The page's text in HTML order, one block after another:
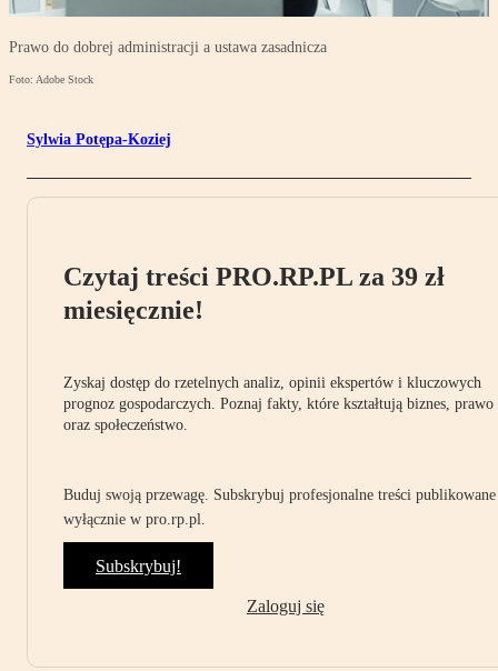
Prawo do dobrej administracji a ustawa zasadnicza
Foto: Adobe Stock
Sylwia Potępa-Koziej
Czytaj treści PRO.RP.PL za 39 zł
miesięcznie!
Zyskaj dostęp do rzetelnych analiz, opinii ekspertów i kluczowych
prognoz gospodarczych. Poznaj fakty, które kształtują biznes, prawo
oraz społeczeństwo.
Buduj swoją przewagę. Subskrybuj profesjonalne treści publikowane
wyłącznie w pro.rp.pl.
Subskrybuj!
Zaloguj się